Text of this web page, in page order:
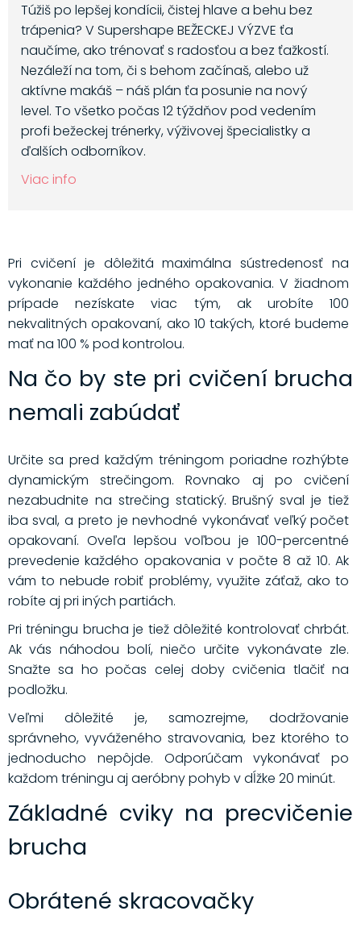
Túžiš po lepšej kondícii, čistej hlave a behu bez
trápenia? V Supershape BEŽECKEJ VÝZVE ťa
naučíme, ako trénovať s radosťou a bez ťažkostí.
Nezáleží na tom, či s behom začínaš, alebo už
aktívne makáš – náš plán ťa posunie na nový
level. To všetko počas 12 týždňov pod vedením
profi bežeckej trénerky, výživovej špecialistky a
ďalších odborníkov.
Viac info
Pri cvičení je dôležitá maximálna sústredenosť na
vykonanie každého jedného opakovania. V žiadnom
prípade nezískate viac tým, ak urobíte 100
nekvalitných opakovaní, ako 10 takých, ktoré budeme
mať na 100 % pod kontrolou.
Na čo by ste pri cvičení brucha
nemali zabúdať
Určite sa pred každým tréningom poriadne rozhýbte
dynamickým strečingom. Rovnako aj po cvičení
nezabudnite na strečing statický. Brušný sval je tiež
iba sval, a preto je nevhodné vykonávať veľký počet
opakovaní. Oveľa lepšou voľbou je 100-percentné
prevedenie každého opakovania v počte 8 až 10. Ak
vám to nebude robiť problémy, využite záťaž, ako to
robíte aj pri iných partiách.
Pri tréningu brucha je tiež dôležité kontrolovať chrbát.
Ak vás náhodou bolí, niečo určite vykonávate zle.
Snažte sa ho počas celej doby cvičenia tlačiť na
podložku.
Veľmi dôležité je, samozrejme, dodržovanie
správneho, vyváženého stravovania, bez ktorého to
jednoducho nepôjde. Odporúčam vykonávať po
každom tréningu aj aeróbny pohyb v dĺžke 20 minút.
Základné cviky na precvičenie
brucha
Obrátené skracovačky